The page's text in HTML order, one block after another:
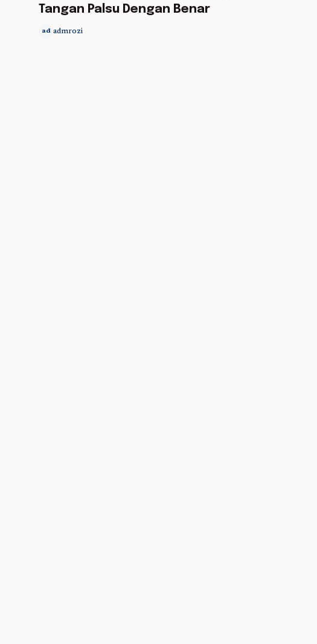
Tangan Palsu Dengan Benar
ad admrozi